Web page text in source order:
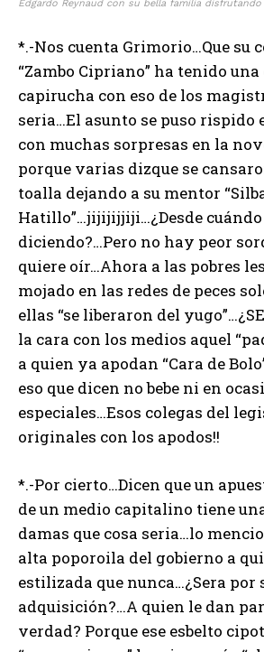
Edgardo Reynaud con su bella familia
*.-Nos cuenta Grimorio…Que su
“Zambo Cipriano” ha tenido
capirucha con eso de los
seria…El asunto se puso rispido
con muchas sorpresas en la
porque varias dizque se
toalla dejando a su mentor
Hatillo”…jijijijjiji…¿Desde
diciendo?…Pero no hay peor
quiere oír…Ahora a las pobres
mojado en las redes de peces
ellas “se liberaron del
la cara con los medios aquel
a quien ya apodan “Cara de
eso que dicen no bebe ni en
especiales…Esos colegas del
originales con los apodos!!
*.-Por cierto…Dicen que un
de un medio capitalino tiene
damas que cosa seria…lo
alta poporoila del gobierno a
estilizada que nunca…¿Sera por
adquisición?…A quien le dan
verdad? Porque ese esbelto